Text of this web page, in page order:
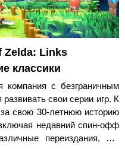
Zelda: Links
классики
компания с безграничным
свои серии игр. К
свою 30-летнюю историю
недавний спин-офф
переиздания, как